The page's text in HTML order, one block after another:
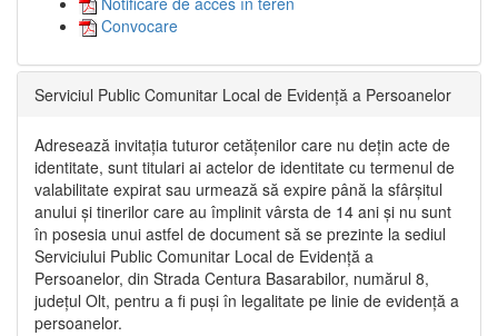
Convocare
Serviciul Public Comunitar Local de Evidență a Persoanelor
Adresează invitația tuturor cetățenilor care nu dețin acte de
identitate, sunt titulari ai actelor de identitate cu termenul de
valabilitate expirat sau urmează să expire până la sfârșitul
anului și tinerilor care au împlinit vârsta de 14 ani și nu sunt
în posesia unui astfel de document să se prezinte la sediul
Serviciului Public Comunitar Local de Evidență a
Persoanelor, din Strada Centura Basarabilor, numărul 8,
județul Olt, pentru a fi puși în legalitate pe linie de evidență a
persoanelor.